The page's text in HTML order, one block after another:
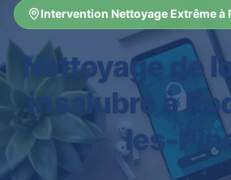
Intervention Nettoyage Extrême
Nettoyage de
insalubre à
les-